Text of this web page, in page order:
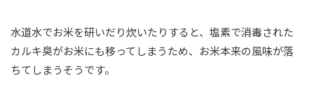
水道水でお米を研いだり炊いたりすると、塩素で消毒された
カルキ臭がお米にも移ってしまうため、お米本来の風味が落
ちてしまうそうです。